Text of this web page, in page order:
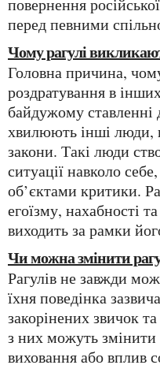
повернення
перед певними
Чому рагулі
Головна причина, чому рагулі викликають
роздратування в
байдужому
хвилюють інші люди,
закони. Такі люди
ситуації навколо
об’єктами критики.
егоїзму, нахабності
виходить за рамки
Чи можна змінити
Рагулів не завжди можна змінити, оскільки
їхня поведінка
закорінених звичок
з них можуть змінити
виховання або вплив